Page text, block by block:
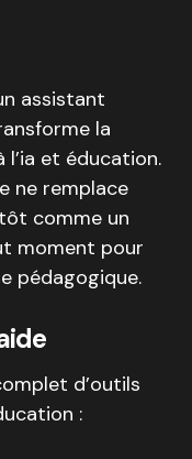
assistant
la
et éducation.
ne remplace
comme un
moment pour
pédagogique.
d’outils
: